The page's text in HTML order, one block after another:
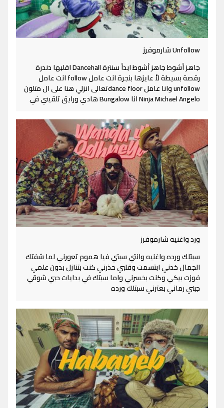
Unfollow شارموفرز
جاهز أشوط جاهز أشوط ابدأ سنترة Dancehall اقلبها دندرة
رقصة بسيطة لأ عايزها بنجرة انت عامل follow انت عامل
unfollow وانا عامل dance floorتعالى انزلي هنا على ال متلون
Ninja Michael Angelo انا Bungalow هادي ورايق تلقيني في
ورد واغنيه شارموفرز
سبتلك ورده واغنيه وانتي سبتي فيا هموم تعورني لما شفتك
الجمال خدني ابتسمت وقلبي حذرني كنت بتنازل بدون علمي
فوزت بيكي وكنت بخسرني واما سبتك في بدايات حبي شوقي
جبني رماني بعترني سبتلك ورده